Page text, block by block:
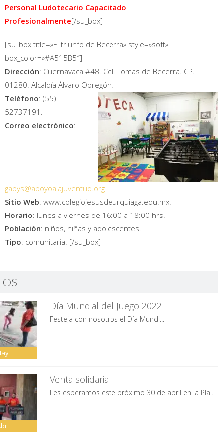
Personal Ludotecario Capacitado
Profesionalmente[/su_box]
[su_box title=»El triunfo de Becerra» style=»soft»
box_color=»#A515B5″]
Dirección: Cuernavaca #48. Col. Lomas de Becerra. CP.
01280. Alcaldía Álvaro Obregón.
Teléfono: (55)
52737191.
Correo electrónico:
gabys@apoyoalajuventud.org
Sitio Web: www.colegiojesusdeurquiaga.edu.mx.
Horario: lunes a viernes de 16:00 a 18:00 hrs.
Población: niños, niñas y adolescentes.
Tipo: comunitaria. [/su_box]
Día Mundial del Juego 2022
Festeja con nosotros el Día Mundi...
Venta solidaria
Les esperamos este próximo 30 de abril en la Pla...